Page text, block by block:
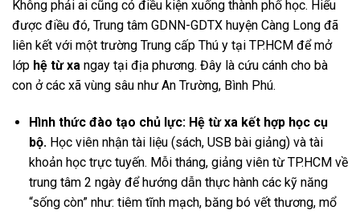
Không phải ai cũng có điều kiện xuống thành phố học. Hiểu
được điều đó, Trung tâm GDNN-GDTX huyện Càng Long đã
liên kết với một trường Trung cấp Thú y tại TP.HCM để mở
lớp hệ từ xa ngay tại địa phương. Đây là cứu cánh cho bà
con ở các xã vùng sâu như An Trường, Bình Phú.
Hình thức đào tạo chủ lực: Hệ từ xa kết hợp học cụ
bộ.Học viên nhận tài liệu (sách, USB bài giảng) và tài
khoản học trực tuyến. Mỗi tháng, giảng viên từ TP.HCM về
trung tâm 2 ngày để hướng dẫn thực hành các kỹ năng
“sống còn” như: tiêm tĩnh mạch, băng bó vết thương, mổ